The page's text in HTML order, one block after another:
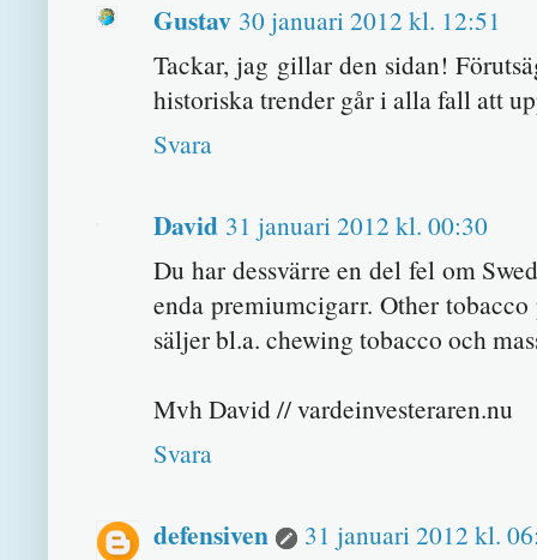
Gustav 30 januari 2012 kl. 12:51
Tackar, jag gillar den sidan!
historiska trender går i alla fall att
Svara
David 31 januari 2012 kl. 00:30
Du har dessvärre en del fel om
enda premiumcigarr. Other
säljer bl.a. chewing tobacco och
Mvh David // vardeinvesteraren.nu
Svara
defensiven
31 januari 2012 kl.